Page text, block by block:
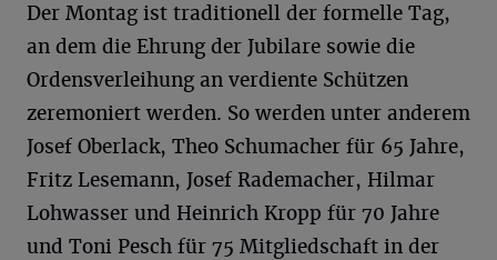
Der Montag ist traditionell der formelle Tag,
an dem die Ehrung der Jubilare sowie die
Ordensverleihung an verdiente Schützen
zeremoniert werden. So werden unter anderem
Josef Oberlack, Theo Schumacher für 65 Jahre,
Fritz Lesemann, Josef Rademacher, Hilmar
Lohwasser und Heinrich Kropp für 70 Jahre
und Toni Pesch für 75 Mitgliedschaft in der